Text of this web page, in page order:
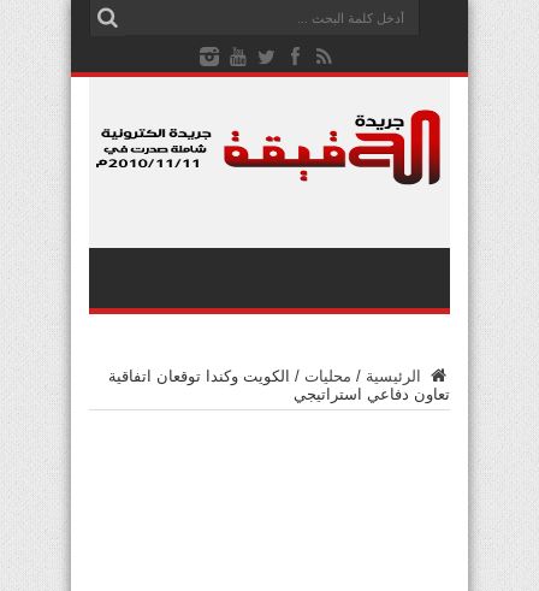
الرئيسية / محليات / الكويت وكندا توقعان اتفاقية
تعاون دفاعي استراتيجي